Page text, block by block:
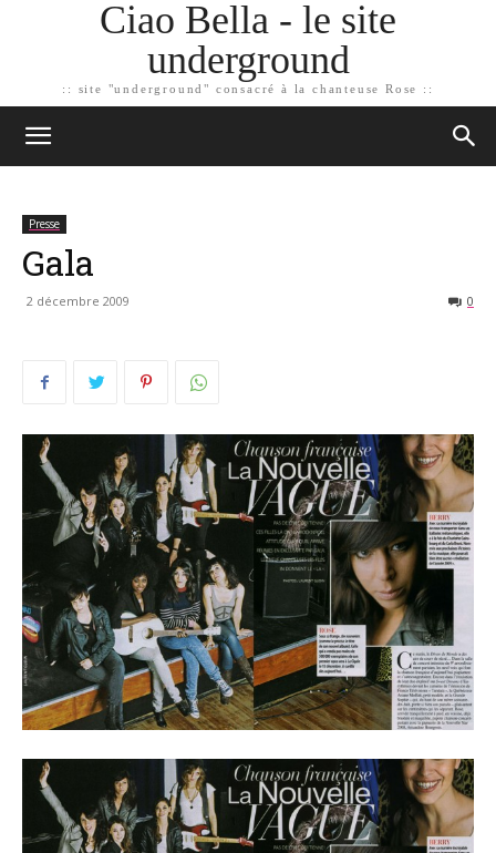
Ciao Bella - le site
underground
:: site "underground" consacré à la chanteuse Rose ::
Presse
Gala
2 décembre 2009 0